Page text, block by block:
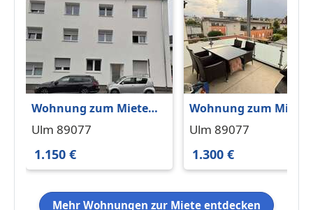
Wohnung zum Mieten
in Ulm 1.150 € 68 m²
Ulm 89077
1.150 €
Wohnung zum Mieten
in Ulm 1.300 € 77 m²
Ulm 89077
1.300 €
Mehr Wohnungen zur Miete entdecken